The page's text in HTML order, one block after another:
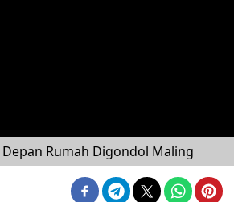
Rumah Digondol Maling